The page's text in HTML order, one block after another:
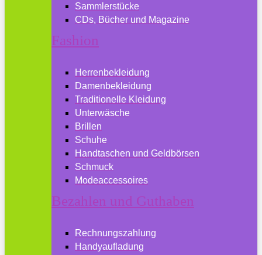
Sammlerstücke
CDs, Bücher und Magazine
Fashion
Herrenbekleidung
Damenbekleidung
Traditionelle Kleidung
Unterwäsche
Brillen
Schuhe
Handtaschen und Geldbörsen
Schmuck
Modeaccessoires
Bezahlen und Guthaben
Rechnungszahlung
Handyaufladung